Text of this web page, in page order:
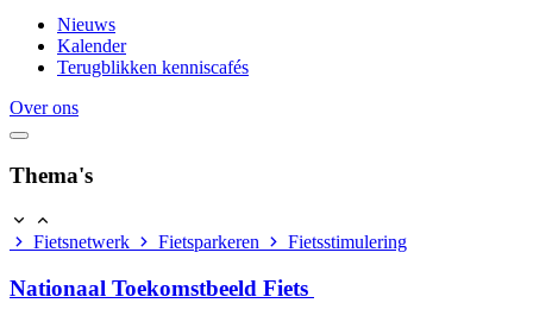
Nieuws
Kalender
Terugblikken kenniscafés
Over ons
Thema's
Fietsnetwerk Fietsparkeren Fietsstimulering
Nationaal Toekomstbeeld Fiets